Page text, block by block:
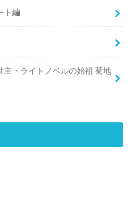
ト編
主・ライトノベルの始祖 菊地